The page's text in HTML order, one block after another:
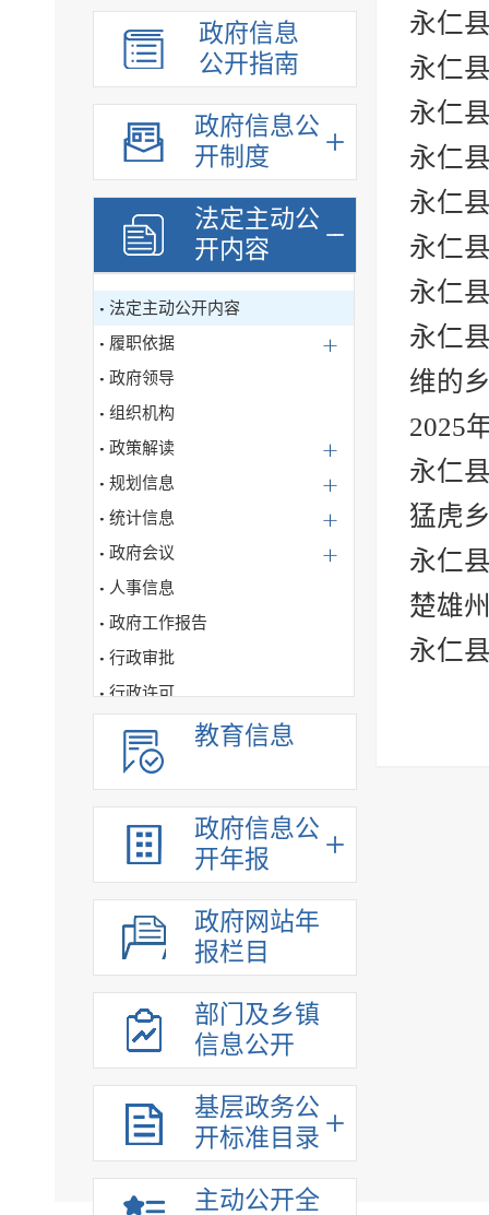
政府信息
公开指南
政府信息公
开制度
法定主动公
开内容
法定主动公开内容
履职依据
政府领导
组织机构
政策解读
规划信息
统计信息
政府会议
人事信息
政府工作报告
行政审批
行政许可
行政处罚、强制信息公开
财政信息
河湖长公示专栏
收费项目
行政事业性收费
法治政府建设
重大项目
重大决策预公开
重大决策听证
应急管理
灾害事故救援
生态环境
教育信息
政府信息公
开年报
政府网站年
报栏目
部门及乡镇
信息公开
基层政务公
开标准目录
主动公开全
永仁
永仁
永仁
永仁
永仁
永仁
永仁
永仁
维的
2025
永仁
猛虎
永仁
楚雄
永仁